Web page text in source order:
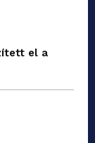
el a